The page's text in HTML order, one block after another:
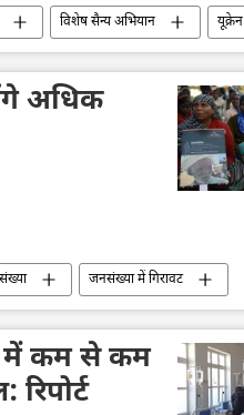
विशेष सैन्य अभियान
यूक्रेन
ड्रोन
अधिक
जनसंख्या में गिरावट
विश्व स्वास्थ्य संगठन (WHO)
में कम से कम